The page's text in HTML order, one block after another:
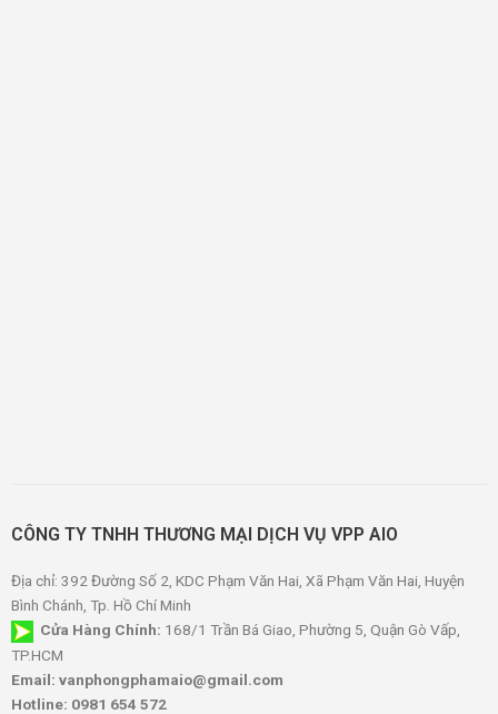
CÔNG TY TNHH THƯƠNG MẠI DỊCH VỤ VPP AIO
Địa chỉ: 392 Đường Số 2, KDC Phạm Văn Hai, Xã Phạm Văn Hai, Huyện
Bình Chánh, Tp. Hồ Chí Minh
Cửa Hàng Chính: 168/1 Trần Bá Giao, Phường 5, Quận Gò Vấp,
TP.HCM
Email: vanphongphamaio@gmail.com
Hotline: 0981 654 572